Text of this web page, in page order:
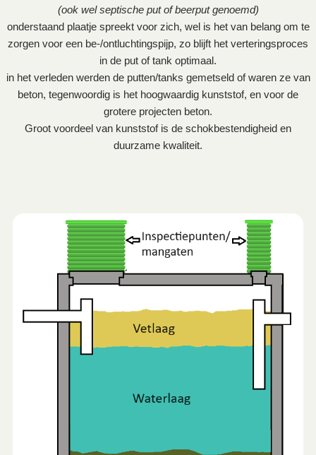
(ook wel septische put of beerput genoemd)
onderstaand plaatje spreekt voor zich, wel is het van belang om te
zorgen voor een be-/ontluchtingspijp, zo blijft het verteringsproces
in de put of tank optimaal.
in het verleden werden de putten/tanks gemetseld of waren ze van
beton, tegenwoordig is het hoogwaardig kunststof, en voor de
grotere projecten beton.
Groot voordeel van kunststof is de schokbestendigheid en
duurzame kwaliteit.